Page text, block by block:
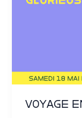
Voyage